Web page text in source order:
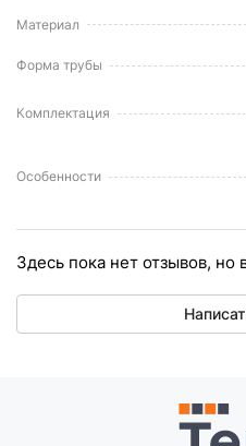
Материал
Форма трубы
Комплектация
Особенности
Здесь пока нет отзывов,